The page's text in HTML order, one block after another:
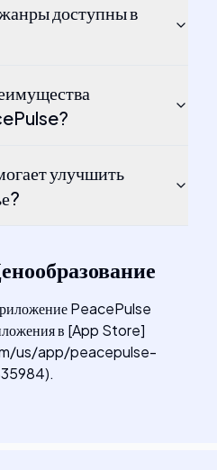
доступны в
улучшить
PeacePulse
в [App Store]
us/app/peacepulse-